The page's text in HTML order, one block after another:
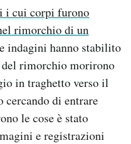
i cui corpi furono
rimorchio di un
indagini hanno stabilito
del rimorchio morirono
in traghetto verso il
cercando di entrare
le cose è stato
e registrazioni